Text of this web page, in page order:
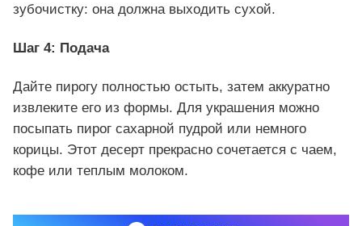
зубочистку: она должна выходить сухой.
Шаг 4: Подача
Дайте пирогу полностью остыть, затем аккуратно
извлеките его из формы. Для украшения можно
посыпать пирог сахарной пудрой или немного
корицы. Этот десерт прекрасно сочетается с чаем,
кофе или теплым молоком.